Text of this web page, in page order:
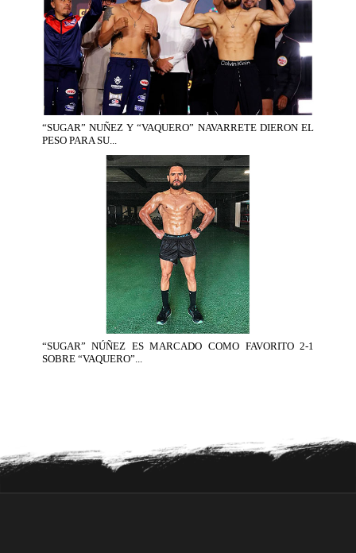
“SUGAR” NUÑEZ Y “VAQUERO” NAVARRETE DIERON EL
PESO PARA SU...
“SUGAR” NÚÑEZ ES MARCADO COMO FAVORITO 2-1
SOBRE “VAQUERO”...